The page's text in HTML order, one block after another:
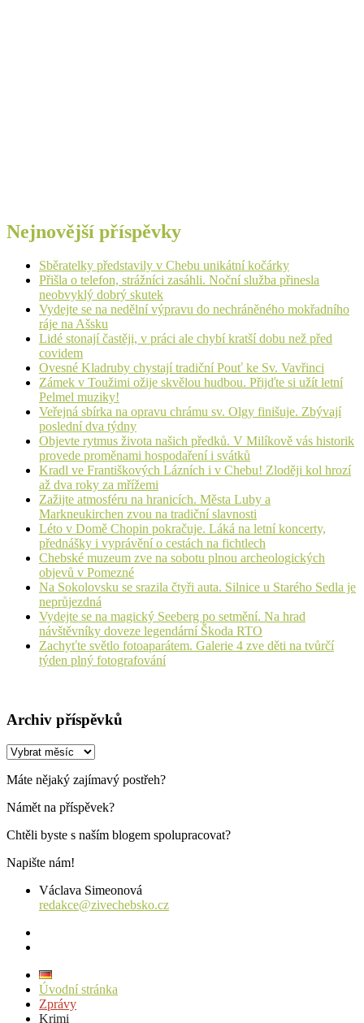
Nejnovější příspěvky
Sběratelky představily v Chebu unikátní kočárky
Přišla o telefon, strážníci zasáhli. Noční služba přinesla
neobvyklý dobrý skutek
Vydejte se na nedělní výpravu do nechráněného mokřadního
ráje na Ašsku
Lidé stonají častěji, v práci ale chybí kratší dobu než před
covidem
Ovesné Kladruby chystají tradiční Pouť ke Sv. Vavřinci
Zámek v Toužimi ožije skvělou hudbou. Přijďte si užít letní
Pelmel muziky!
Veřejná sbírka na opravu chrámu sv. Olgy finišuje. Zbývají
poslední dva týdny
Objevte rytmus života našich předků. V Milíkově vás historik
provede proměnami hospodaření i svátků
Kradl ve Františkových Lázních i v Chebu! Zloději kol hrozí
až dva roky za mřížemi
Zažijte atmosféru na hranicích. Města Luby a
Markneukirchen zvou na tradiční slavnosti
Léto v Domě Chopin pokračuje. Láká na letní koncerty,
přednášky i vyprávění o cestách na fichtlech
Chebské muzeum zve na sobotu plnou archeologických
objevů v Pomezné
Na Sokolovsku se srazila čtyři auta. Silnice u Starého Sedla je
neprůjezdná
Vydejte se na magický Seeberg po setmění. Na hrad
návštěvníky doveze legendární Škoda RTO
Zachyťte světlo fotoaparátem. Galerie 4 zve děti na tvůrčí
týden plný fotografování
Archiv příspěvků
Archiv
Máte nějaký zajímavý postřeh?
Námět na příspěvek?
Chtěli byste s naším blogem spolupracovat?
Napište nám!
Václava Simeonová
redakce@zivechebsko.cz
Úvodní stránka
Zprávy
Krimi